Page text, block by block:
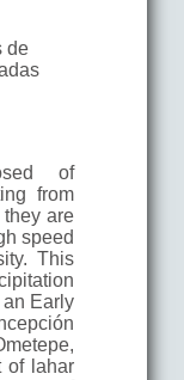
de
of
from
are
speed
This
Early
of lahar